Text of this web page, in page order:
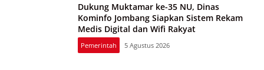
Dukung Muktamar ke-35 NU, Dinas
Kominfo Jombang Siapkan Sistem Rekam
Medis Digital dan Wifi Rakyat
Pemerintah 5 Agustus 2026